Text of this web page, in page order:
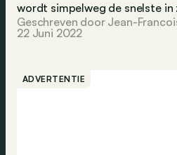
wordt simpelweg de snelste in
Geschreven door Jean-
22 Juni 2022
ADVERTENTIE